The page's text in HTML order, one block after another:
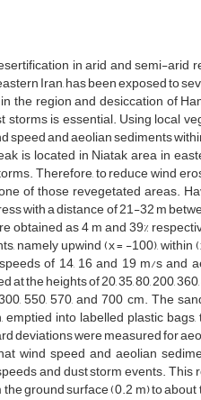
in arid and semi-arid
Iran, has been exposed to
the region and desiccation of
is essential. Using local
speed and aeolian sediments
is located in Niatak area in
Therefore, to reduce wind
of those revegetated areas.
with a distance of 21-32 m
obtained as 4 m and 39%
namely upwind (x = -100),
of 14, 16 and 19 m/s and
the heights of 20, 35, 80, 200,
550, 570, and 700 cm. The
into labelled plastic
deviations were measured for
wind speed and aeolian
and dust storm events.
ground surface (0.2 m) to